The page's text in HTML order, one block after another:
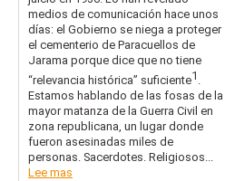
medios de comunicación hace unos
días: el Gobierno se niega a proteger
el cementerio de Paracuellos de
Jarama porque dice que no tiene
“relevancia histórica” suficiente1 .
Estamos hablando de las fosas de la
mayor matanza de la Guerra Civil en
zona republicana, un lugar donde
fueron asesinadas miles de
personas. Sacerdotes. Religiosos...
Lee mas